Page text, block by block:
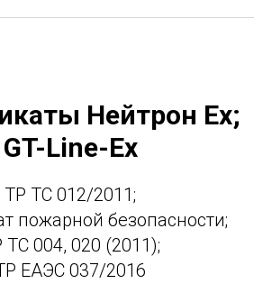
Нейтрон Ex;
GT-Line-Ex
ТР ТС 012/2011;
пожарной безопасности;
ТС 004, 020 (2011);
ЕАЭС 037/2016